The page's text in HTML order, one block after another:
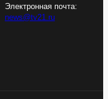
Электронная почта:
news@tv21.ru